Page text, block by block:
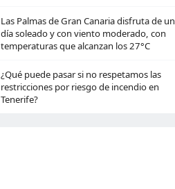
Las Palmas de Gran Canaria disfruta de un
día soleado y con viento moderado, con
temperaturas que alcanzan los 27°C
¿Qué puede pasar si no respetamos las
restricciones por riesgo de incendio en
Tenerife?